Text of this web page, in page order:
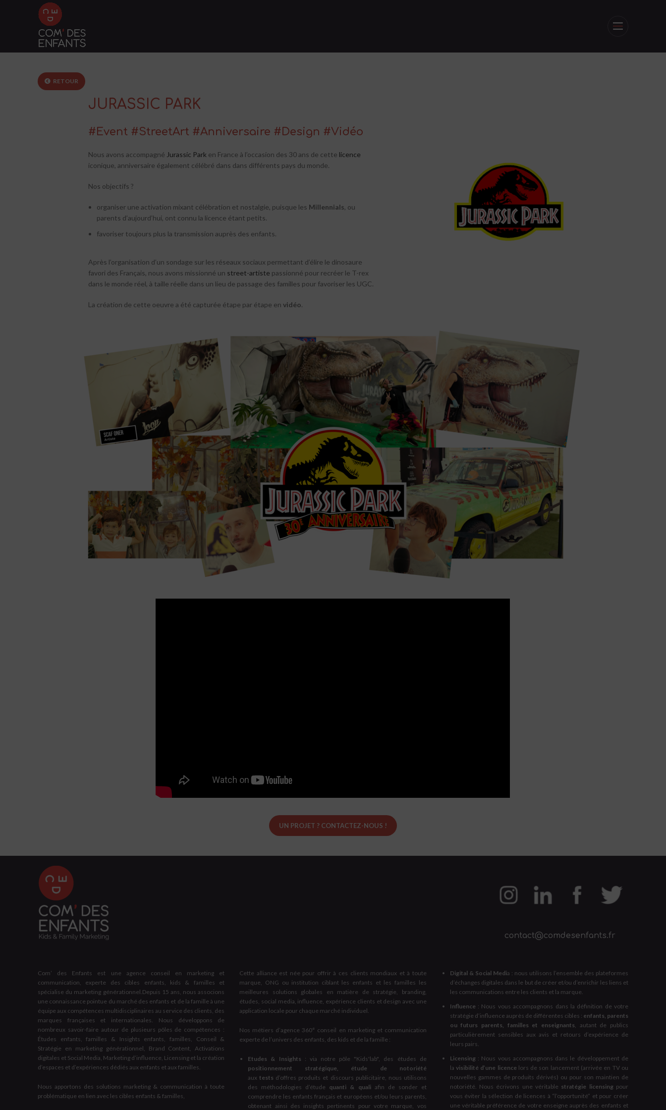
RETOUR
JURASSIC PARK
#Event #StreetArt #Anniversaire #Design #Vidéo
Nous avons accompagné Jurassic Park en France à l’occasion des 30 ans de cette licence
iconique, anniversaire également célébré dans dans différents pays du monde.
Nos objectifs ?
organiser une activation mixant célébration et nostalgie, puisque les Millennials, ou
parents d’aujourd’hui, ont connu la licence étant petits.
favoriser toujours plus la transmission auprès des enfants.
Après l’organisation d’un sondage sur les réseaux sociaux permettant d’élire le dinosaure
favori des Français, nous avons missionné un street-artiste passionné pour recréer le T-rex
dans le monde réel, à taille réelle dans un lieu de passage des familles pour favoriser les UGC.
La création de cette oeuvre a été capturée étape par étape en vidéo.
UN PROJET ? CONTACTEZ-NOUS !
contact@comdesenfants.fr
Com’ des Enfants est une agence conseil en marketing et
communication, experte des cibles enfants, kids & familles et
spécialise du marketing générationnel.Depuis 15 ans, nous associons
une connaissance pointue du marché des enfants et de la famille à une
équipe aux compétences multidisciplinaires au service des clients, des
marques françaises et internationales. Nous développons de
nombreux savoir-faire autour de plusieurs pôles de compétences :
Études enfants, familles & Insights enfants, familles, Conseil &
Stratégie en marketing générationnel, Brand Content, Activations
digitales et Social Media, Marketing d’influence, Licensing et la création
d’espaces et d’expériences dédiés aux enfants et aux familles.
Nous apportons des solutions marketing & communication à toute
problématique en lien avec les cibles enfants & familles,
Cette alliance est née pour offrir à ces clients mondiaux et à toute
marque, ONG ou institution ciblant les enfants et les familles les
meilleures solutions globales en matière de stratégie, branding,
études, social media, influence, expérience clients et design avec une
application locale pour chaque marché individuel.
Nos métiers d’agence 360° conseil en marketing et communication
experte de l’univers des enfants, des kids et de la famille :
Etudes & Insights : via notre pôle "Kids'lab", des études de
positionnement stratégique, étude de notoriété
auxtests d’offres produits et discours publicitaire, nous utilisons
des méthodologies d’étude quanti & quali afin de sonder et
comprendre les enfants français et européens et/ou leurs parents,
obtenant ainsi des insights pertinents pour votre marque, vos
Digital & Social Media : nous utilisons l’ensemble des plateformes
d’échanges digitales dans le but de créer et/ou d’enrichir les liens et
les communications entre les clients et la marque.
Influence : Nous vous accompagnons dans la définition de votre
stratégie d’influence auprès de différentes cibles : enfants, parents
ou futurs parents, familles et enseignants , autant de publics
particulièrement sensibles aux avis et retours d’expérience de
leurs pairs.
Licensing: Nous vous accompagnons dans le développement de
la visibilité d’une licence lors de son lancement (arrivée en TV ou
nouvelles gammes de produits dérivés) ou pour son maintien de
notoriété. Nous écrivons une véritable stratégie licensingpour
vous éviter la sélection de licences à “l’opportunité” et pour créer
une véritable préférence de votre enseigne auprès des enfants et